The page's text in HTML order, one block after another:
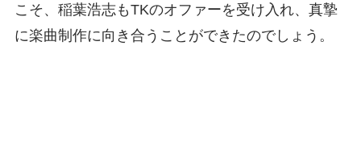
こそ、稲葉浩志もTKのオファーを受け入れ、真摯
に楽曲制作に向き合うことができたのでしょう。